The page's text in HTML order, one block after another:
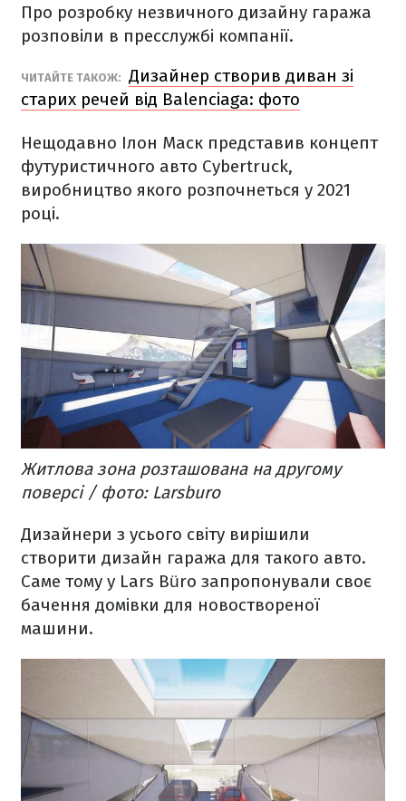
Про розробку незвичного дизайну гаража
розповіли в пресслужбі компанії.
ЧИТАЙТЕ ТАКОЖ: Дизайнер створив диван зі
старих речей від Balenciaga: фото
Нещодавно Ілон Маск представив концепт
футуристичного авто Cybertruck,
виробництво якого розпочнеться у 2021
році.
Житлова зона розташована на другому
поверсі / фото: Larsburo
Дизайнери з усього світу вирішили
створити дизайн гаража для такого авто.
Саме тому у Lars Büro запропонували своє
бачення домівки для новоствореної
машини.